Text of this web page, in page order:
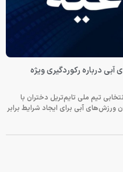
درباره رکوردگیری ویژه
تیم ملی تایم‌تریل دختران با
ورزش‌های آبی برای ایجاد شرایط برابر